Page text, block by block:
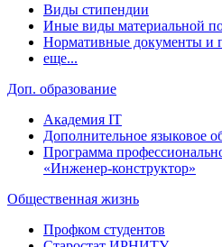
Виды стипендии
Иные виды материальной
Нормативные документы и
еще...
Доп. образование
Академия IT
Дополнительное языковое
Программа
«Инженер-конструктор»
Общественная жизнь
Профком студентов